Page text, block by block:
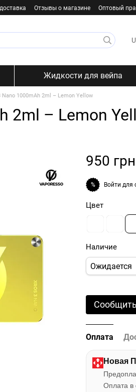
Отзывы о магазине Оптовый
Жидкости для вейпа
Nano 1000mAh 2ml – Lemon Yellow
2ml – Lemon
950 грн
% Войти для
Цвет
Наличие
Ожидается
Оплата
Новая
Оплата в